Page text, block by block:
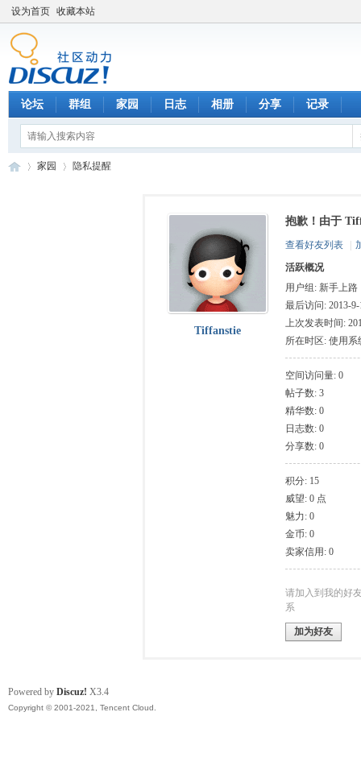
设为首页 收藏本站
论坛 群组 家园 日志 相册 分享 记录
家园 隐私提醒
Tiffanstie
抱歉！由于
查看好友列表
活跃概况
用户组: 新手上路
最后访问: 2013-9-
上次发表时间:
所在时区: 使用系
空间访问量: 0
帖子数: 3
精华数: 0
日志数: 0
分享数: 0
积分: 15
威望: 0 点
魅力: 0
金币: 0
卖家信用: 0
请加入到我的好
系
加为好友
Powered by Discuz! X3.4
Copyright © 2001-2021, Tencent Cloud.